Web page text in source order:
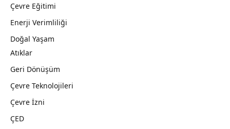
Çevre Eğitimi
Enerji Verimliliği
Doğal Yaşam
Atıklar
Geri Dönüşüm
Çevre Teknolojileri
Çevre İzni
ÇED